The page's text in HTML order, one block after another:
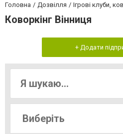
Головна Дозвілля Ігрові клуби,
Коворкінг Вінниця
+ Додати